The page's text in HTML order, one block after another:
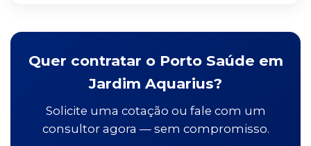
Quer contratar o Porto Saúde em
Jardim Aquarius?
Solicite uma cotação ou fale com um
consultor agora — sem compromisso.